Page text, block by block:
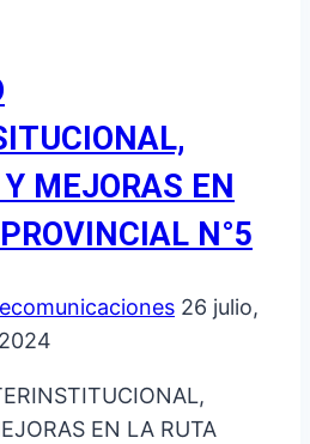
MEJORAS EN
N°5
26 julio,
EN LA RUTA